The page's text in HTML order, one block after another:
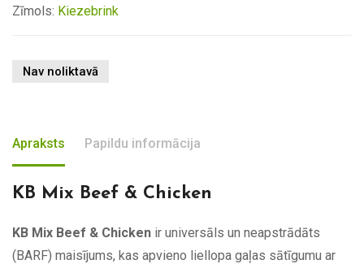
Zīmols: Kiezebrink
Nav noliktavā
Apraksts Papildu informācija
KB Mix Beef & Chicken
KB Mix Beef & Chicken ir universāls un neapstrādāts
(BARF) maisījums, kas apvieno liellopa gaļas sātīgumu ar